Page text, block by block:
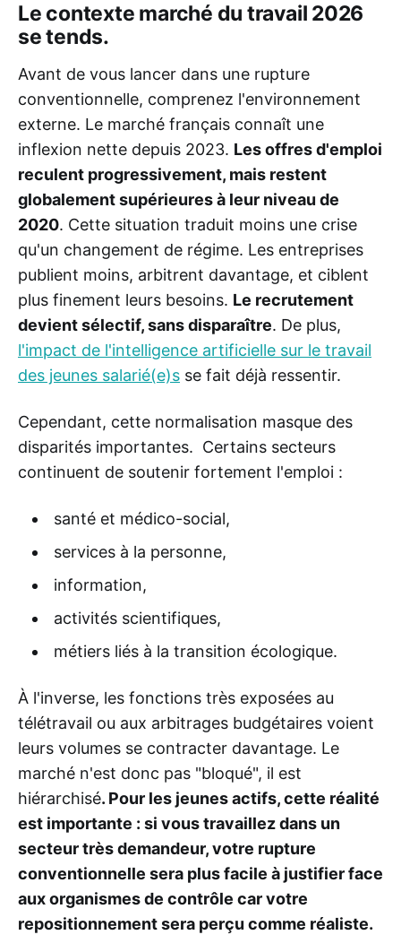
Le contexte marché du travail 2026
se tends.
Avant de vous lancer dans une rupture
conventionnelle, comprenez l'environnement
externe. Le marché français connaît une
inflexion nette depuis 2023. Les offres d'emploi
reculent progressivement, mais restent
globalement supérieures à leur niveau de
2020. Cette situation traduit moins une crise
qu'un changement de régime. Les entreprises
publient moins, arbitrent davantage, et ciblent
plus finement leurs besoins. Le recrutement
devient sélectif, sans disparaître. De plus,
l'impact de l'intelligence artificielle sur le travail
des jeunes salarié(e)s se fait déjà ressentir.
Cependant, cette normalisation masque des
disparités importantes. Certains secteurs
continuent de soutenir fortement l'emploi :
santé et médico-social,
services à la personne,
information,
activités scientifiques,
métiers liés à la transition écologique.
À l'inverse, les fonctions très exposées au
télétravail ou aux arbitrages budgétaires voient
leurs volumes se contracter davantage. Le
marché n'est donc pas "bloqué", il est
hiérarchisé. Pour les jeunes actifs, cette réalité
est importante : si vous travaillez dans un
secteur très demandeur, votre rupture
conventionnelle sera plus facile à justifier face
aux organismes de contrôle car votre
repositionnement sera perçu comme réaliste.